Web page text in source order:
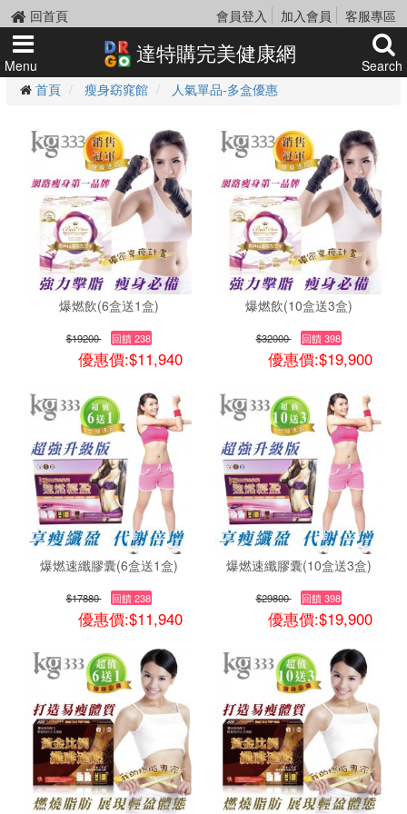
回首頁 會員登入 加入會員 客服專區
Menu 達特購完美健康網
Search
首頁
瘦身窈窕館 人氣單品-多盒優惠
爆燃飲(6盒送1盒)
$19200 回饋 238
優惠價:$11,940
爆燃飲(10盒送3盒)
$32000 回饋 398
優惠價:$19,900
爆燃速纖膠囊(6盒送1盒)
$17880 回饋 238
優惠價:$11,940
爆燃速纖膠囊(10盒送3盒)
$29800 回饋 398
優惠價:$19,900